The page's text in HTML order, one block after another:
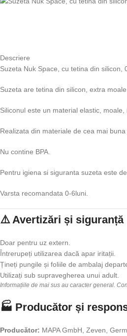
Descriere
Suzeta Nuk Space, cu tetina din silicon,
Suzeta are tetina din silicon, extra
Siliconul este un material elastic,
Realizata din materiale de cea mai buna
Nu contine BPA.
Pentru igiena si siguranta suzeta este
Varsta recomandata 0-6luni.
⚠️ Avertizări și siguranță
Doar pentru uz extern.
Întrerupeți utilizarea dacă apar iritații.
Țineți pungile și foliile de ambalaj
Utilizați sub supravegherea unui adult.
Informațiile de mai sus au caracter general.
🏭 Producător și
Producător: MAPA GmbH, Zeven,